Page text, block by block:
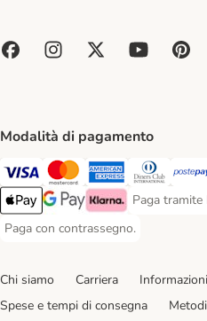
Modalità di pagamento
Paga con Visa. Payment Method
Paga con Mastercard.
Paga con American
Paga conPaga
Apple Pay Payment Method
Google Pay Payment Method
Klarna Payment
Paga tramite
Paga tramite
Paga con contrassegno.
Paga con contrassegno. Payment
Chi siamo Carriera
Spese e tempi di consegna